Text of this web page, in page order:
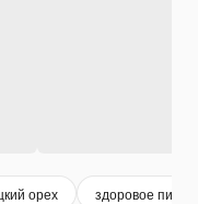
орех здоровое